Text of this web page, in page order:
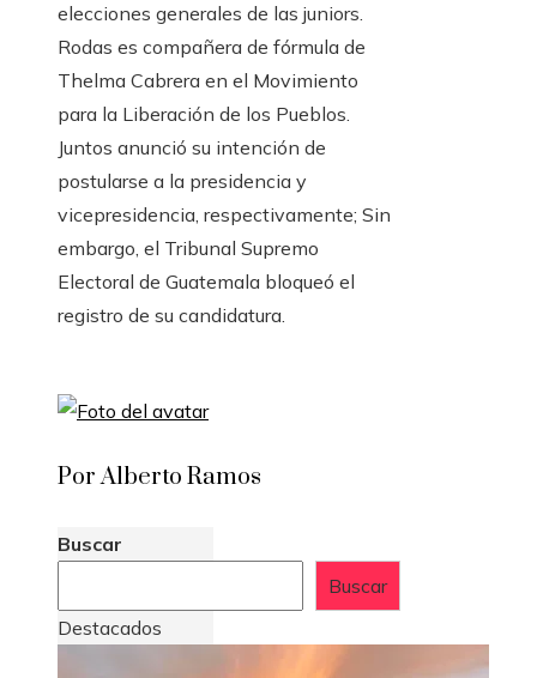
elecciones generales de las juniors.
Rodas es compañera de fórmula de
Thelma Cabrera en el Movimiento
para la Liberación de los Pueblos.
Juntos anunció su intención de
postularse a la presidencia y
vicepresidencia, respectivamente; Sin
embargo, el Tribunal Supremo
Electoral de Guatemala bloqueó el
registro de su candidatura.
Por Alberto Ramos
Buscar
Buscar
Destacados